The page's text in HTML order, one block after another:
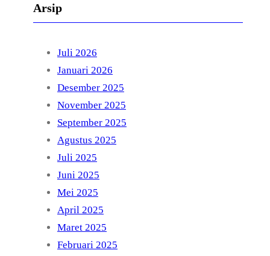
Arsip
Juli 2026
Januari 2026
Desember 2025
November 2025
September 2025
Agustus 2025
Juli 2025
Juni 2025
Mei 2025
April 2025
Maret 2025
Februari 2025